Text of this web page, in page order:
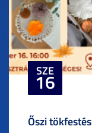
SZE
16
Őszi tökfestés